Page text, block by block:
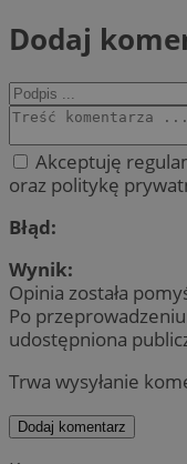
Dodaj
Akceptuję
oraz politykę
Błąd:
Wynik:
Opinia została
Po
udostępniona
Trwa wysyłanie
Dodaj komentarz